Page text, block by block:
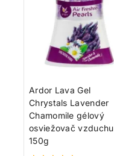
Ardor Lava Gel
Chrystals Lavender
Chamomile gélový
osviežovač vzduchu
150g